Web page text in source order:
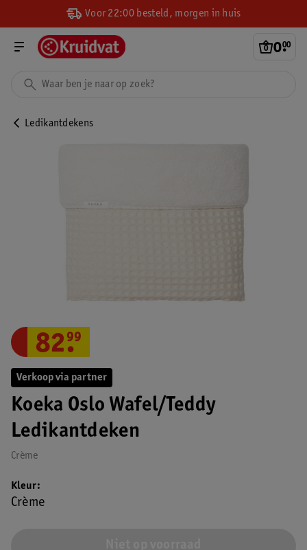
Voor 22:00 besteld, morgen in huis
0.
00
Ledikantdekens
Verkoop via partner
Koeka Oslo Wafel/Teddy
Ledikantdeken
Crème
82.
99
Kleur
Crème